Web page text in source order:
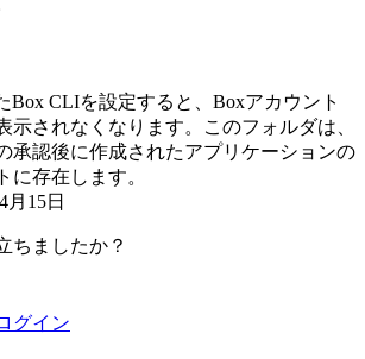
Box CLIを設定すると、Boxアカウント
示されなくなります。このフォルダは、
承認後に作成されたアプリケーションの
に存在します。
月15日
ちましたか？
グイン